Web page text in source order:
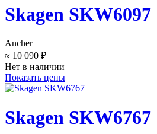
Skagen SKW6097
Ancher
≈ 10 090 ₽
Нет в наличии
Показать цены
Skagen SKW6767